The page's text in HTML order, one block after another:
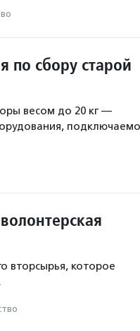
по сбору старой
весом до 20 кг —
вторсырья, которое